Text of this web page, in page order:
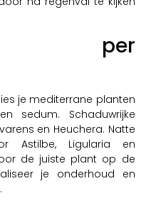
per
je mediterrane planten
sedum. Schaduwrijke
en Heuchera. Natte
Astilbe, Ligularia en
de juiste plant op de
je onderhoud en